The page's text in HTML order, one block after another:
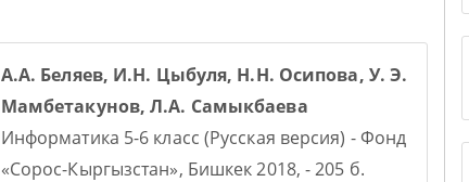
А.А. Беляев, И.Н. Цыбуля, Н.Н. Осипова, У. Э.
Мамбетакунов, Л.А. Самыкбаева
Информатика 5-6 класс (Русская версия) - Фонд
«Сорос-Кыргызстан», Бишкек 2018, - 205 б.